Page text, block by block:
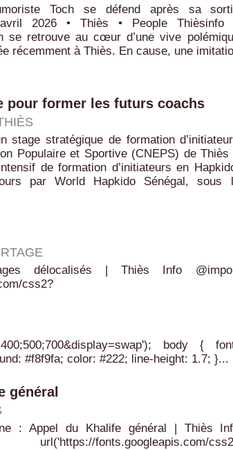
Toch se défend après sa
2026 • Thiès • People Thièsinfo
se retrouve au cœur d’une vive
récemment à Thiès. En cause, une
pour former les futurs coachs
stage stratégique de formation
Populaire et Sportive (CNEPS) de Thiès
de formation d’initiateurs en
par World Hapkido Sénégal, sous
délocalisés | Thiès Info
css2?
body {
#f8f9fa; color: #222; line-height: 1.7; }...
général
: Appel du Khalife général | Thiès
fonts.googleapis.com/